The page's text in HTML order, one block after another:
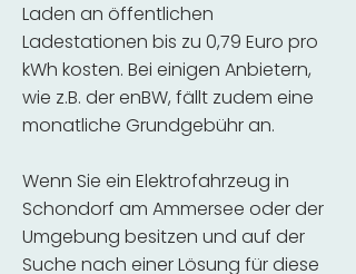
Laden an öffentlichen
Ladestationen bis zu 0,79 Euro pro
kWh kosten. Bei einigen Anbietern,
wie z.B. der enBW, fällt zudem eine
monatliche Grundgebühr an.
Wenn Sie ein Elektrofahrzeug in
Schondorf am Ammersee oder der
Umgebung besitzen und auf der
Suche nach einer Lösung für diese